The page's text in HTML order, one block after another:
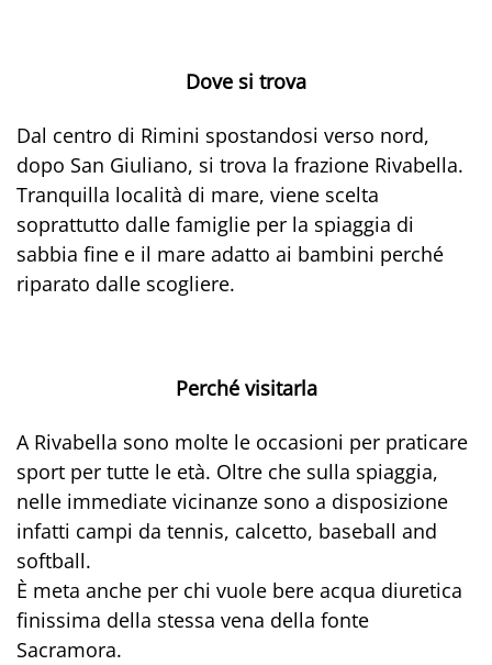
Dove si trova
Dal centro di Rimini spostandosi verso nord,
dopo San Giuliano, si trova la frazione Rivabella.
Tranquilla località di mare, viene scelta
soprattutto dalle famiglie per la spiaggia di
sabbia fine e il mare adatto ai bambini perché
riparato dalle scogliere.
Perché visitarla
A Rivabella sono molte le occasioni per praticare
sport per tutte le età. Oltre che sulla spiaggia,
nelle immediate vicinanze sono a disposizione
infatti campi da tennis, calcetto, baseball and
softball.
È meta anche per chi vuole bere acqua diuretica
finissima della stessa vena della fonte
Sacramora.